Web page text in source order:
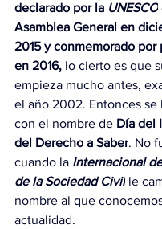
declarado por la UNESCO
Asamblea General en
2015 y conmemorado por
en 2016, lo cierto es que
empieza mucho antes,
el año 2002. Entonces se
con el nombre de Día del
del Derecho a Saber. No
cuando la Internacional
de la Sociedad Civil le
nombre al que
actualidad.